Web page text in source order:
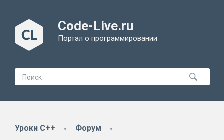
Code-Live.ru
Портал о программировании
Уроки C++
Форум